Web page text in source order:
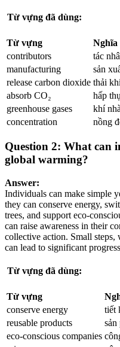
Từ vựng đã dùng:
Từ vựng
Nghĩa
contributors
tác
manufacturing
sản
release carbon dioxide thải
absorb CO₂
hấp
greenhouse gases
khí
concentration
nồng
Question 2: What can
global warming?
Answer:
Individuals can make simple
they can conserve energy,
trees, and support eco-
can raise awareness in their
collective action. Small
can lead to significant
Từ vựng đã dùng:
Từ vựng
conserve energy
tiết
reusable products
sản
eco-conscious companies